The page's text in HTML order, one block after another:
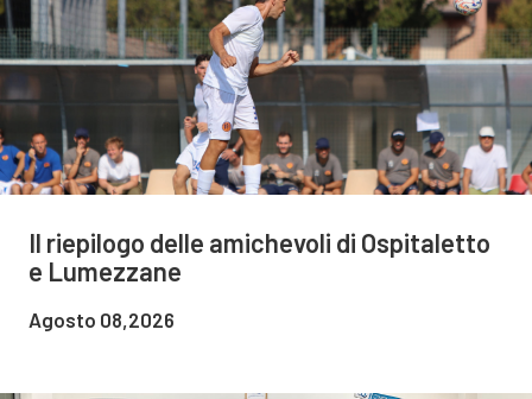
Il riepilogo delle amichevoli di Ospitaletto
e Lumezzane
Agosto 08,2026